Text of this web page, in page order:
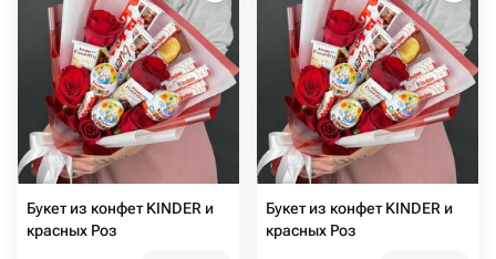
Букет из конфет KINDER и
красных Роз
Букет из конфет KINDER и
красных Роз